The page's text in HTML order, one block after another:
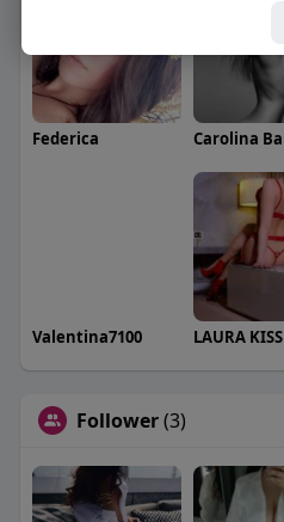
Federica
Valentina7100 LAURA KISS
Follower(3)